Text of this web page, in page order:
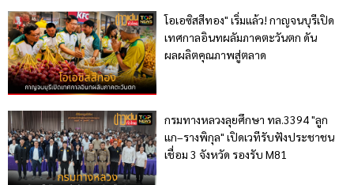
โอเอซิสสีทอง" เริ่มแล้ว! กาญจนบุรีเปิด
เทศกาลอินทผลัมภาคตะวันตก ดัน
ผลผลิตคุณภาพสู่ตลาด
กรมทางหลวงลุยศึกษา ทล.3394 "ลูก
แก–รางพิกุล" เปิดเวทีรับฟังประชาชน
เชื่อม 3 จังหวัด รองรับ M81